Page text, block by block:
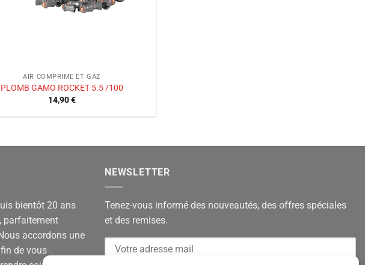
AIR COMPRIME ET GAZ
PLOMB GAMO ROCKET 5.5 /100
14,90€
bientôt 20 ans
parfaitement
accordons une
de vous
NEWSLETTER
Tenez-vous informé des nouveautés, des offres spéciales
et des remises.